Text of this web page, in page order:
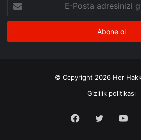
Posta
adresinizi
© Copyright 2026 Her Hakkı
Gizlilik politikası
Facebook
X